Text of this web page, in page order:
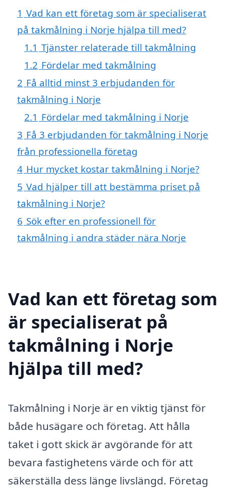
1 Vad kan ett företag som är specialiserat
på takmålning i Norje hjälpa till med?
1.1 Tjänster relaterade till takmålning
1.2 Fördelar med takmålning
2 Få alltid minst 3 erbjudanden för
takmålning i Norje
2.1 Fördelar med takmålning i Norje
3 Få 3 erbjudanden för takmålning i Norje
från professionella företag
4 Hur mycket kostar takmålning i Norje?
5 Vad hjälper till att bestämma priset på
takmålning i Norje?
6 Sök efter en professionell för
takmålning i andra städer nära Norje
Vad kan ett företag som
är specialiserat på
takmålning i Norje
hjälpa till med?
Takmålning i Norje är en viktig tjänst för
både husägare och företag. Att hålla
taket i gott skick är avgörande för att
bevara fastighetens värde och för att
säkerställa dess länge livslängd. Företag